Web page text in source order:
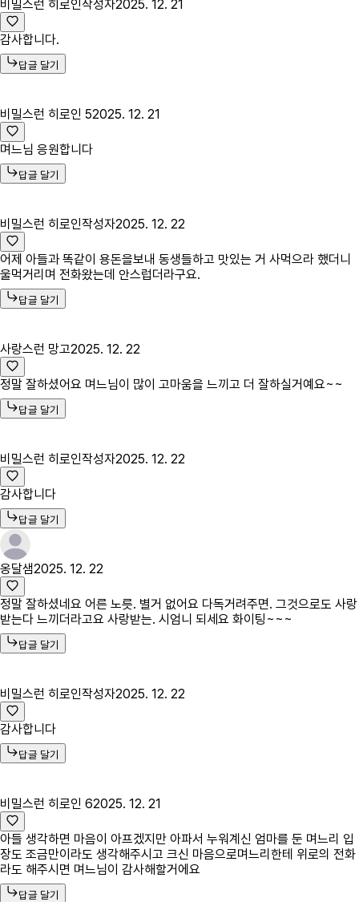
비밀스런 히로인작성자2025. 12. 21
감사합니다.
답글 달기
비밀스런 히로인 52025. 12. 21
며느님 응원합니다
답글 달기
비밀스런 히로인작성자2025. 12. 22
어제 아들과 똑같이 용돈을보내 동생들하고 맛있는 거 사먹으라 했더니
울먹거리며 전화왔는데 안스럽더라구요.
답글 달기
사랑스런 망고2025. 12. 22
정말 잘하셨어요 며느님이 많이 고마움을 느끼고 더 잘하실거예요~~
답글 달기
비밀스런 히로인작성자2025. 12. 22
감사합니다
답글 달기
옹달샘2025. 12. 22
정말 잘하셨네요 어른 노릇. 별거 없어요 다독거려주면. 그것으로도 사랑
받는다 느끼더라고요 사랑받는. 시엄니 되세요 화이팅~~~
답글 달기
비밀스런 히로인작성자2025. 12. 22
감사합니다
답글 달기
비밀스런 히로인 62025. 12. 21
아들 생각하면 마음이 아프겠지만 아파서 누워계신 엄마를 둔 며느리 입
장도 조금만이라도 생각해주시고 크신 마음으로며느리한테 위로의 전화
라도 해주시면 며느님이 감사해할거에요
답글 달기